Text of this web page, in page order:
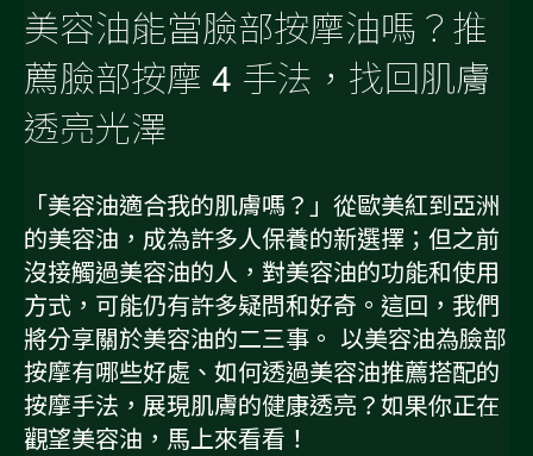
美容油能當臉部按摩油嗎？推
薦臉部按摩 4 手法，找回肌膚
透亮光澤
「美容油適合我的肌膚嗎？」從歐美紅到亞洲
的美容油，成為許多人保養的新選擇；但之前
沒接觸過美容油的人，對美容油的功能和使用
方式，可能仍有許多疑問和好奇。這回，我們
將分享關於美容油的二三事。 以美容油為臉部
按摩有哪些好處、如何透過美容油推薦搭配的
按摩手法，展現肌膚的健康透亮？如果你正在
觀望美容油，馬上來看看！